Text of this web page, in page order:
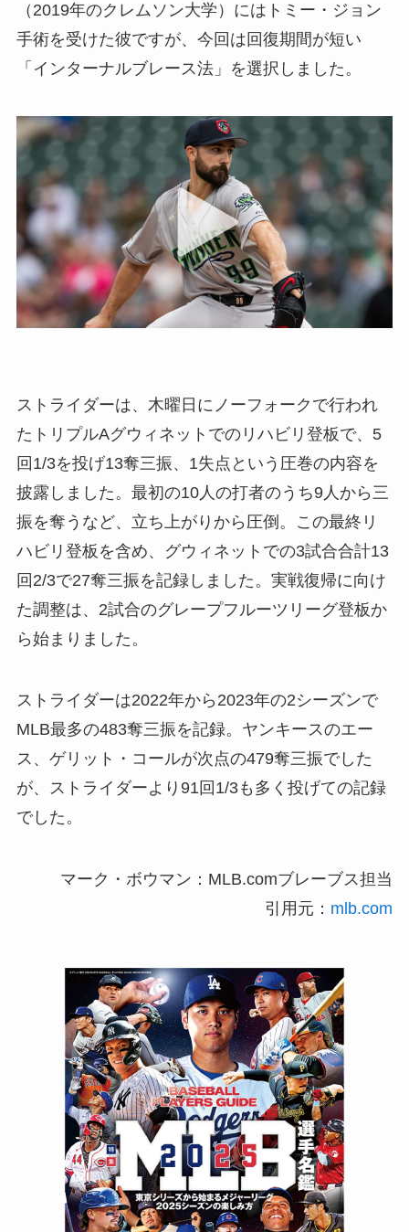
（2019年のクレムソン大学）にはトミー・ジョン
手術を受けた彼ですが、今回は回復期間が短い
「インターナルブレース法」を選択しました。
ストライダーは、木曜日にノーフォークで行われ
たトリプルAグウィネットでのリハビリ登板で、5
回1/3を投げ13奪三振、1失点という圧巻の内容を
披露しました。最初の10人の打者のうち9人から三
振を奪うなど、立ち上がりから圧倒。この最終リ
ハビリ登板を含め、グウィネットでの3試合合計13
回2/3で27奪三振を記録しました。実戦復帰に向け
た調整は、2試合のグレープフルーツリーグ登板か
ら始まりました。
ストライダーは2022年から2023年の2シーズンで
MLB最多の483奪三振を記録。ヤンキースのエー
ス、ゲリット・コールが次点の479奪三振でした
が、ストライダーより91回1/3も多く投げての記録
でした。
マーク・ボウマン：MLB.comブレーブス担当
引用元： mlb.com